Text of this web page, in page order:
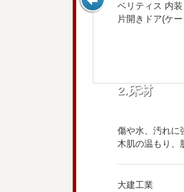
ベリティス 内
片開きドア(ケ
2.床材
傷や水、汚れに
木肌の温もり、
大建工業